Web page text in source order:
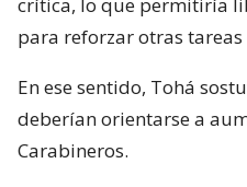
crítica, lo que permitiría
para reforzar otras
En ese sentido, Tohá
deberían orientarse a
Carabineros.